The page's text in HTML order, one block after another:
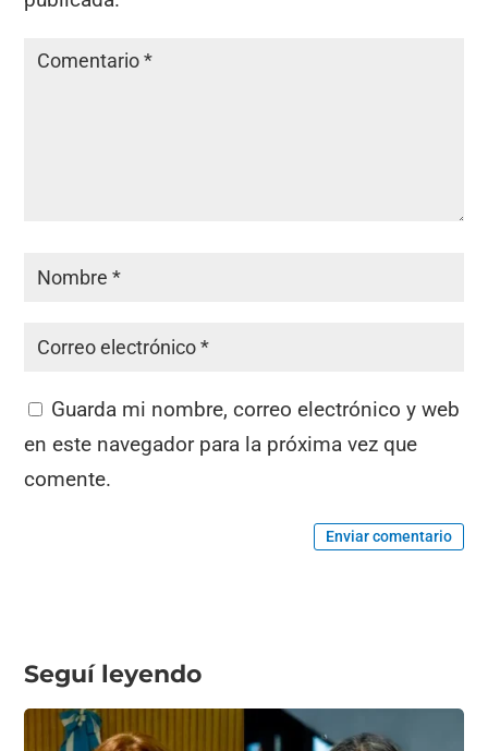
Guarda mi nombre, correo electrónico y web
en este navegador para la próxima vez que
comente.
Enviar comentario
Seguí leyendo